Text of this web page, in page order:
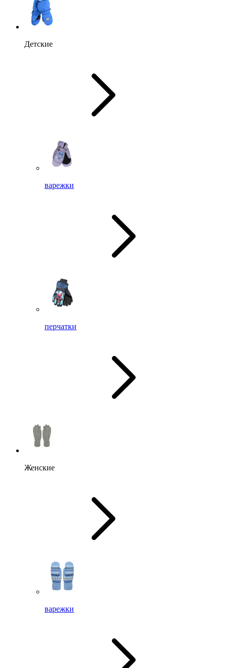
Детские
варежки
перчатки
Женские
варежки